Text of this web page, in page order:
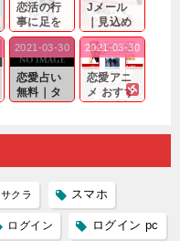
恋活の行
事に足を
運んでも
出会いの
チャンス
が訪れ...
Jメール
｜見込め
る効果が
確実なも
のであっ
ても…...
恋愛占い
無料｜タ
る人に恋
2021-03-30
恋愛アニ
メ おすす
雑で素人
2021-03-30
サクラ スマホ
ログイン ログイン pc